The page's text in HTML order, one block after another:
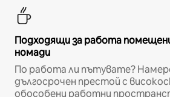
Подходящи за работа
номади
По работа ли пътувате?
дългосрочен престой с
обособени работни